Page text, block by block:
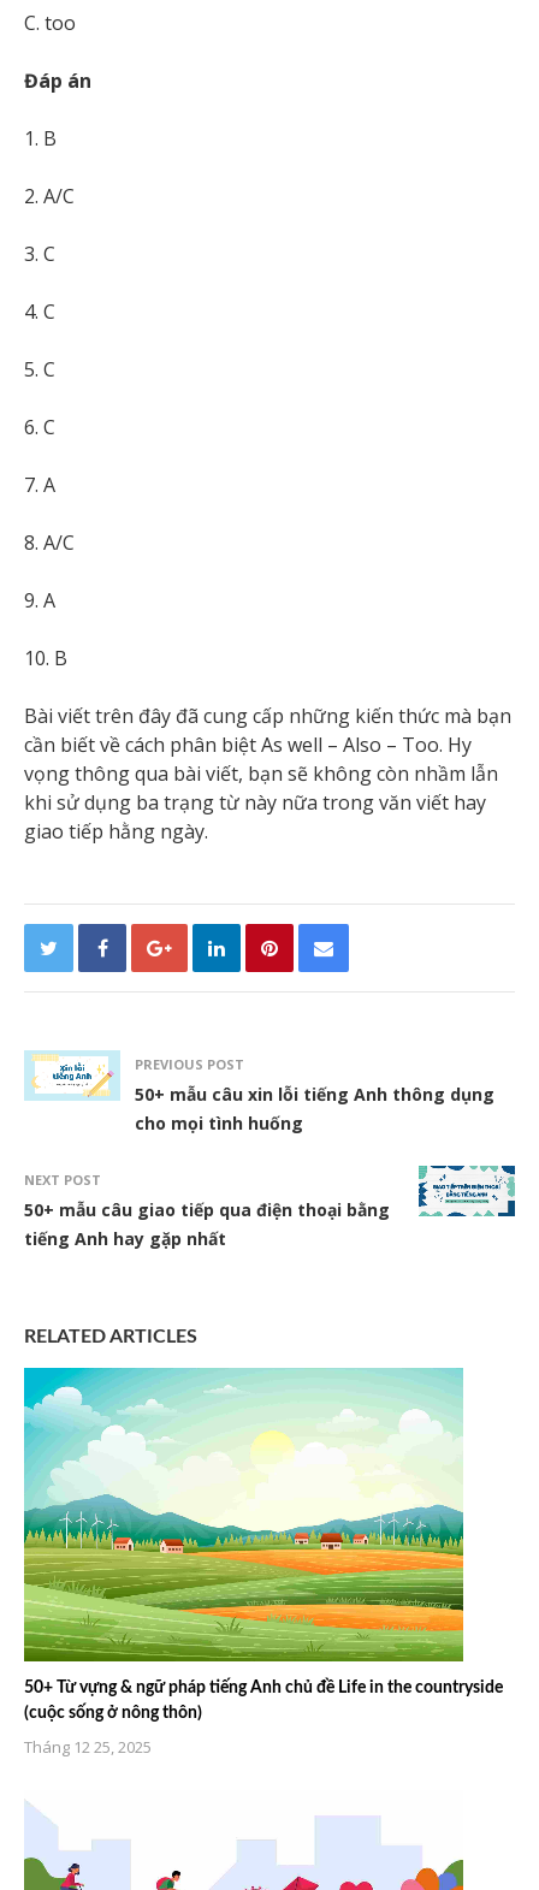
C. too
Đáp án
1. B
2. A/C
3. C
4. C
5. C
6. C
7. A
8. A/C
9. A
10. B
Bài viết trên đây đã cung cấp những kiến thức mà bạn
cần biết về cách phân biệt As well – Also – Too. Hy
vọng thông qua bài viết, bạn sẽ không còn nhầm lẫn
khi sử dụng ba trạng từ này nữa trong văn viết hay
giao tiếp hằng ngày.
PREVIOUS POST
50+ mẫu câu xin lỗi tiếng Anh thông dụng
cho mọi tình huống
NEXT POST
50+ mẫu câu giao tiếp qua điện thoại bằng
tiếng Anh hay gặp nhất
RELATED ARTICLES
50+ Từ vựng & ngữ pháp tiếng Anh chủ đề Life in the countryside
(cuộc sống ở nông thôn)
Tháng 12 25, 2025